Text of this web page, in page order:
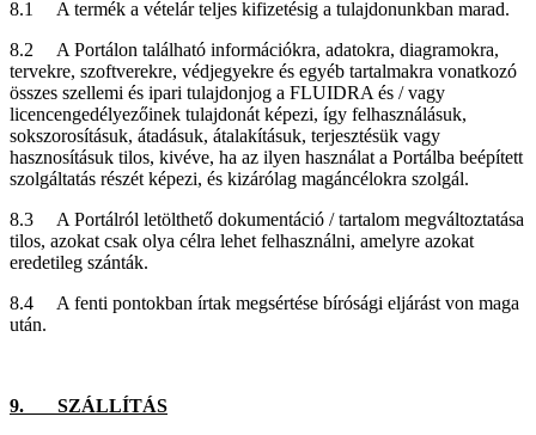
8.1 A termék a vételár teljes kifizetésig a tulajdonunkban marad.
8.2 A Portálon található információkra, adatokra, diagramokra,
tervekre, szoftverekre, védjegyekre és egyéb tartalmakra vonatkozó
összes szellemi és ipari tulajdonjog a FLUIDRA és / vagy
licencengedélyezőinek tulajdonát képezi, így felhasználásuk,
sokszorosításuk, átadásuk, átalakításuk, terjesztésük vagy
hasznosításuk tilos, kivéve, ha az ilyen használat a Portálba beépített
szolgáltatás részét képezi, és kizárólag magáncélokra szolgál.
8.3 A Portálról letölthető dokumentáció / tartalom megváltoztatása
tilos, azokat csak olya célra lehet felhasználni, amelyre azokat
eredetileg szánták.
8.4 A fenti pontokban írtak megsértése bírósági eljárást von maga
után.
9. SZÁLLÍTÁS